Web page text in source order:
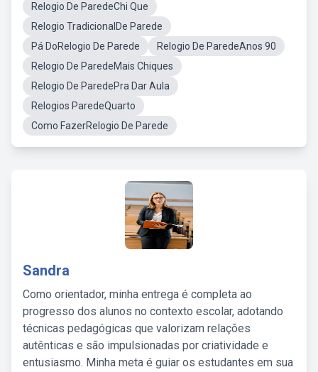
Relogio De ParedeChi Que
Relogio TradicionalDe Parede
Pá DoRelogio De Parede
Relogio De ParedeAnos 90
Relogio De ParedeMais Chiques
Relogio De ParedePra Dar Aula
Relogios ParedeQuarto
Como FazerRelogio De Parede
Sandra
Como orientador, minha entrega é completa ao
progresso dos alunos no contexto escolar, adotando
técnicas pedagógicas que valorizam relações
autênticas e são impulsionadas por criatividade e
entusiasmo. Minha meta é guiar os estudantes em sua